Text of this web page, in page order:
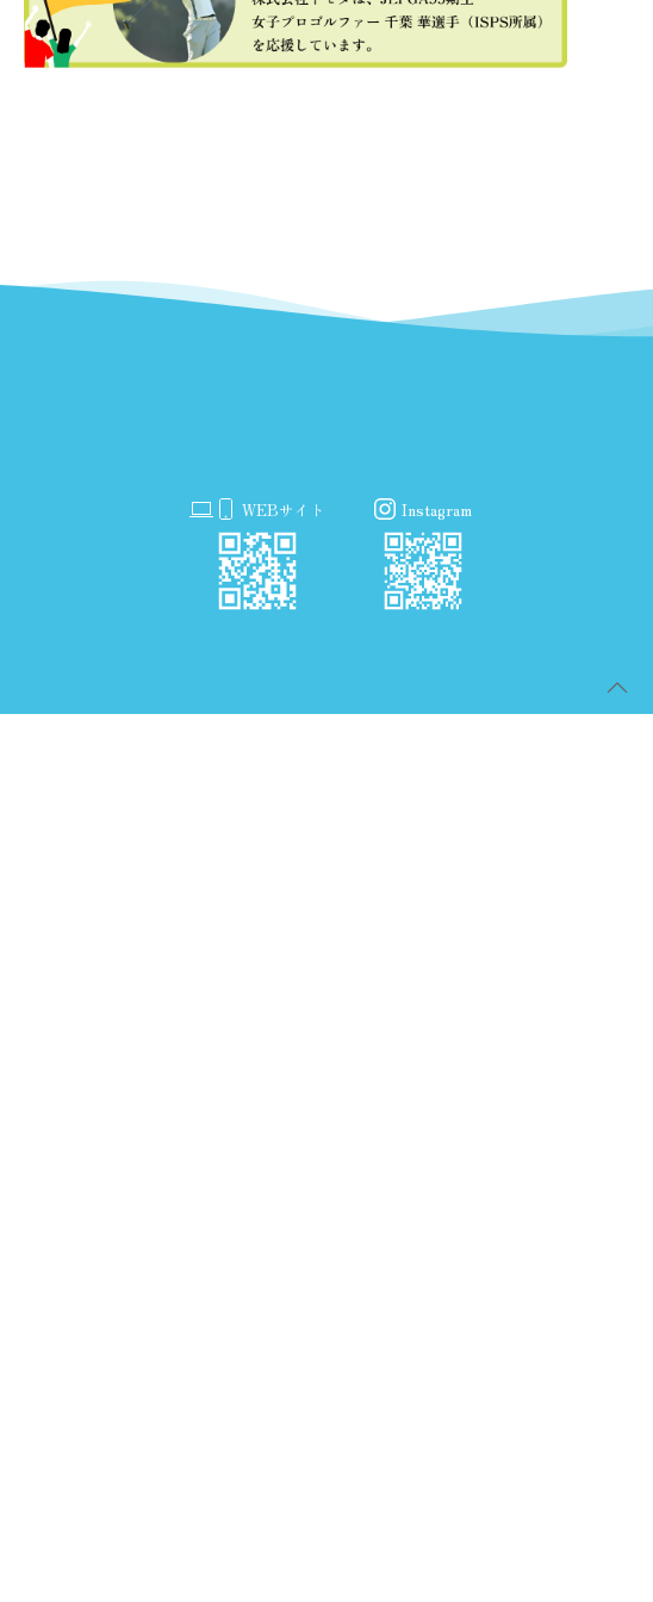
WEBサイト Instagram